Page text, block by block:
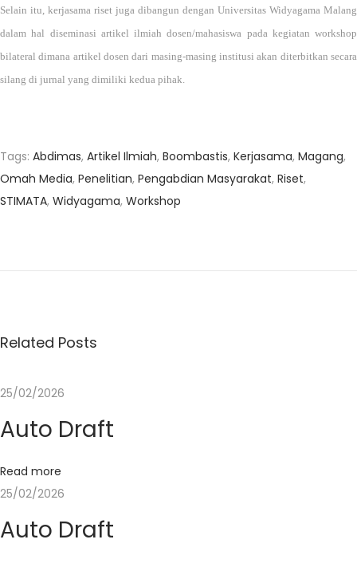
Selain itu, kerjasama riset juga dibangun dengan Universitas Widyagama Malang
dalam hal diseminasi artikel ilmiah dosen/mahasiswa pada kegiatan workshop
bilateral dimana artikel dosen dari masing-masing institusi akan diterbitkan secara
silang di jurnal yang dimiliki kedua pihak.
Tags: Abdimas, Artikel Ilmiah, Boombastis, Kerjasama, Magang,
Omah Media, Penelitian, Pengabdian Masyarakat, Riset,
STIMATA, Widyagama, Workshop
n
a
n
c
o
B
Related Posts
25/02/2026
Auto Draft
Read more
25/02/2026
Auto Draft